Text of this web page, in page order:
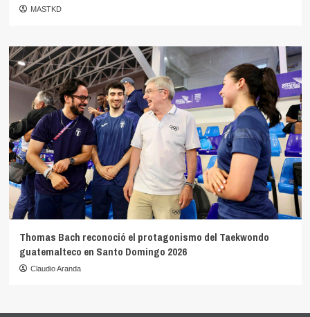
MASTKD
Thomas Bach reconoció el protagonismo del Taekwondo
guatemalteco en Santo Domingo 2026
Claudio Aranda